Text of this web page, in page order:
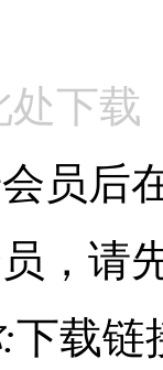
处下载
员后
，请
下载链